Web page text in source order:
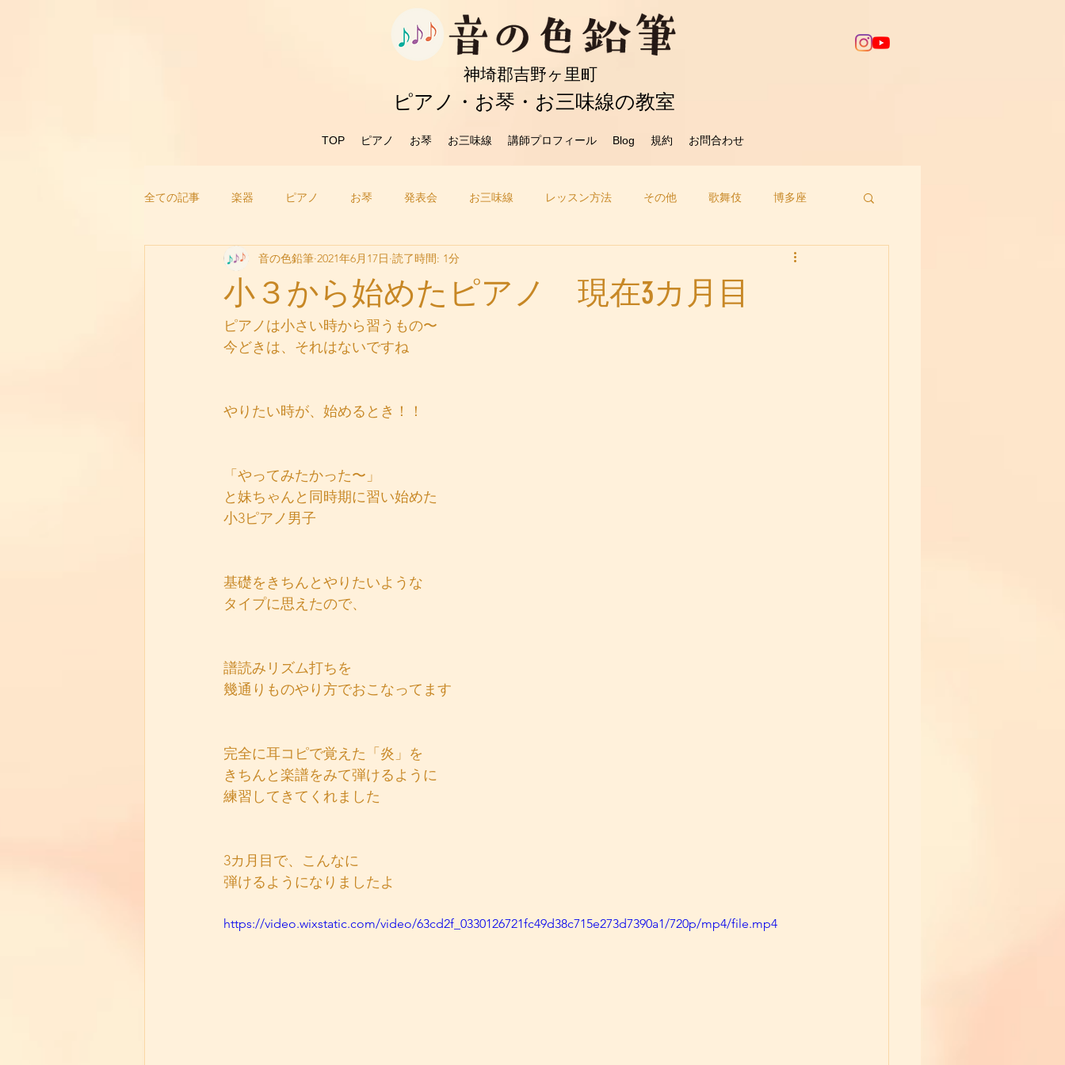
​神埼郡吉野ヶ里町
ピアノ・お琴・お三味線の教室
TOP ピアノ お琴 お三味線 講師プロフィール Blog 規約 お問合わせ
全ての記事 楽器 ピアノ お琴 発表会 お三味線 レッスン方法 その他 歌舞伎 博多座
小３から始めたピアノ 現在3カ月目
音の色鉛筆 2021年6月17日 読了時間: 1分
ピアノは小さい時から習うもの〜
今どきは、それはないですね
やりたい時が、始めるとき！！
「やってみたかった〜」
と妹ちゃんと同時期に習い始めた
小3ピアノ男子
基礎をきちんとやりたいような
タイプに思えたので、
譜読みリズム打ちを
幾通りものやり方でおこなってます
完全に耳コピで覚えた「炎」を
きちんと楽譜をみて弾けるように
練習してきてくれました
3カ月目で、こんなに
弾けるようになりましたよ
https://video.wixstatic.com/video/63cd2f_0330126721fc49d38c715e273d7390a1/720p/mp4/file.mp4